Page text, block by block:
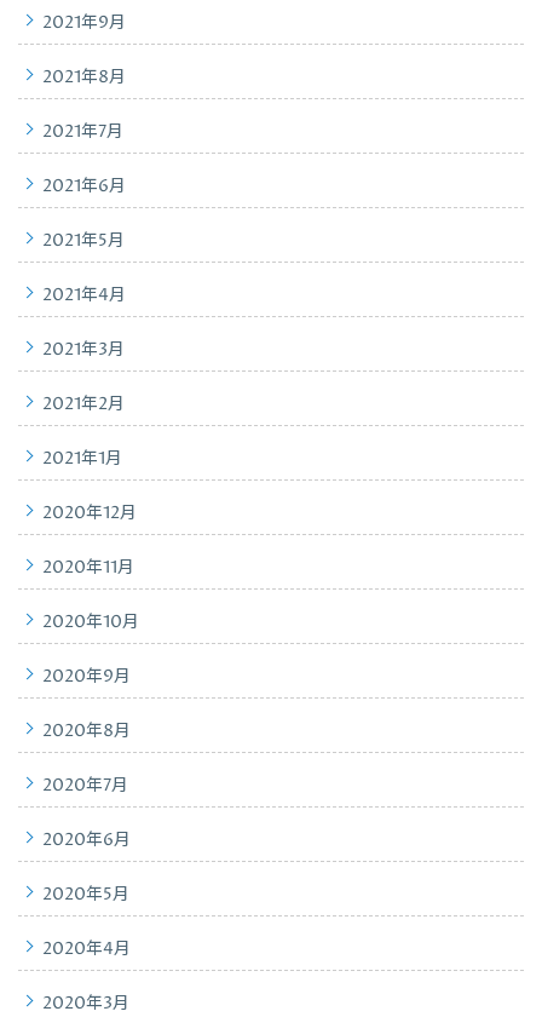
2021年9月
2021年8月
2021年7月
2021年6月
2021年5月
2021年4月
2021年3月
2021年2月
2021年1月
2020年12月
2020年11月
2020年10月
2020年9月
2020年8月
2020年7月
2020年6月
2020年5月
2020年4月
2020年3月